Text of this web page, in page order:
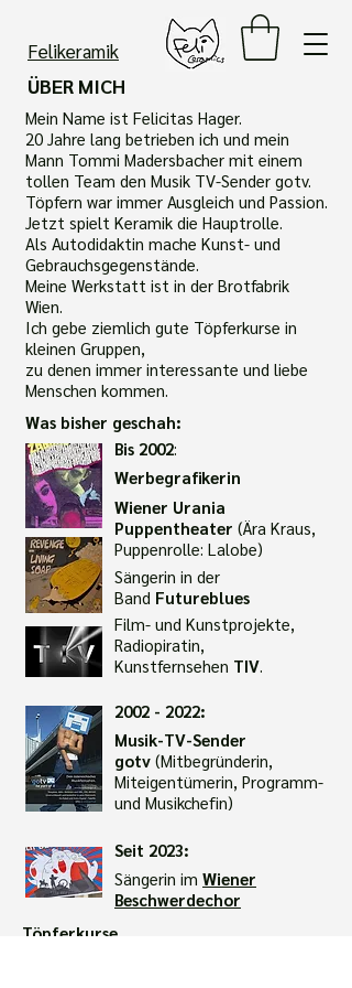
Felikeramik
ÜBER MICH
Mein Name ist Felicitas Hager.
20 Jahre lang betrieben ich und mein
Mann Tommi Madersbacher mit einem
tollen Team den Musik TV-Sender gotv.
Töpfern war immer Ausgleich und Passion.
Jetzt spielt Keramik die Hauptrolle.
Als Autodidaktin mache Kunst- und
Gebrauchsgegenstände.
Meine Werkstatt ist in der Brotfabrik
Wien.
Ich gebe ziemlich gute Töpferkurse in
kleinen Gruppen,
zu denen immer interessante und liebe
Menschen kommen.
Was bisher geschah:
Bis 2002:
Werbegrafikerin
Wiener Urania
Puppentheater (Ära Kraus,
Puppenrolle: Lalobe)
Sängerin in der
Band Futureblues
Film- und Kunstprojekte,
Radiopiratin,
Kunstfernsehen TIV
2002 - 2022:
Musik-TV-Sender
gotv (Mitbegründerin,
Miteigentümerin, Programm-
und Musikchefin)
Seit 2023:
Sängerin im Wiener
Beschwerdechor
Töpferkurse.